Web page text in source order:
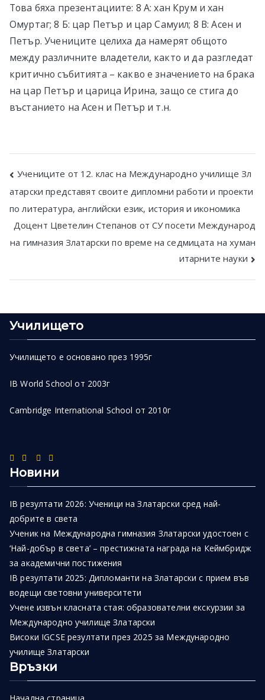
Това бяха презентациите: 8 А: хан Крум и хан
Омуртаг; 8 Б: цар Петър и цар Самуил; 8 В: Асен и
Петър. Учениците целиха да намерят общото
между различните владетели, както и да разгледат
критично събитията – какво е значението на брака
на цар Петър и царица Ирина, защо се стига до
въстанието на Асен и Петър и т.н.
Post
navigation
Учениците от 12. клас на Международно училище Зл
атарски представят своите дипломни работи и проекти
по литература, английски език, история и икономика
Доцент Цветелин Степанов от СУ посети Международ
на гимназия Златарски по време на седмицата на хуман
итарните науки
Училището
Училището е основано през 1995г
IB World School от 2003г
Cambridge International School от 2010г
Новини
IB резултати 2026: Ученици на Златарски сред най-
добрите в света
Ученик на Международна гимназия Златарски удостоен с
‘Най-добър в света’ – престижната награда на Кеймбридж
за академични постижения
IB резултати 2025: Дипломанти на Златарски с прием във
водещи световни университети
Учене извън класната стая: образователни екскурзии за
Международно училище Златарски
Високи IGCSE резултати през 2025 за Международно
училище Златарски
Връзки